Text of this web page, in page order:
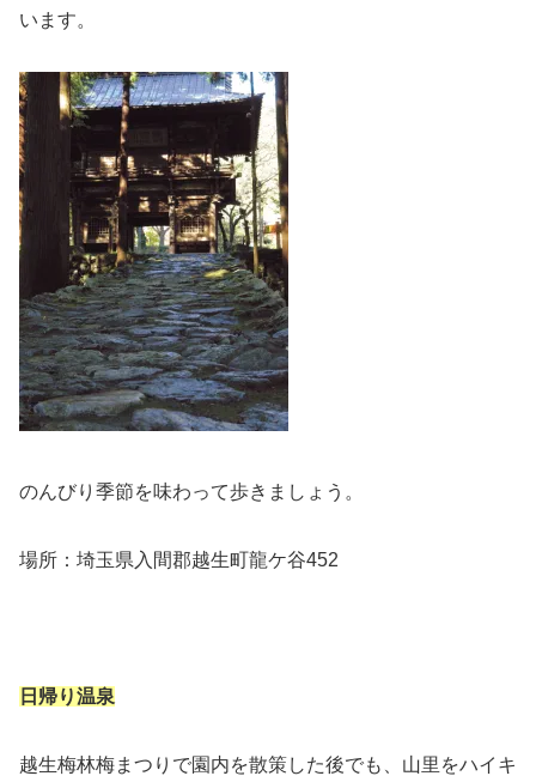
います。
のんびり季節を味わって歩きましょう。
場所：埼玉県入間郡越生町龍ケ谷452
日帰り温泉
越生梅林梅まつりで園内を散策した後でも、山里をハイキ